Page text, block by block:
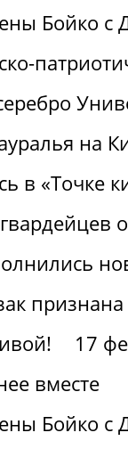
Бойко с
на
в «Точке
17
вместе
Бойко с